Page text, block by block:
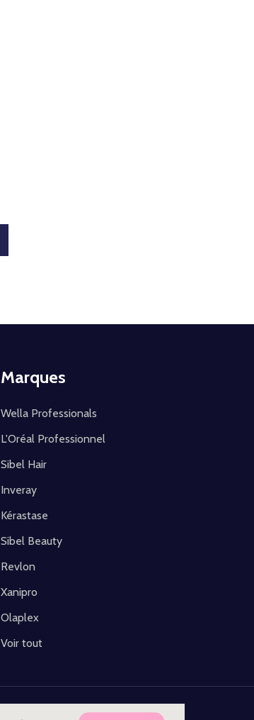
Marques
Wella Professionals
L'Oréal Professionnel
Sibel Hair
Inveray
Kérastase
Sibel Beauty
Revlon
Xanipro
Olaplex
Voir tout